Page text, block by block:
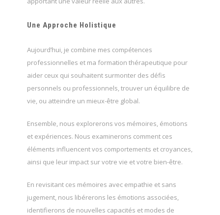
Une Approche Holistique
Aujourd’hui, je combine mes compétences
professionnelles et ma formation thérapeutique pour
aider ceux qui souhaitent surmonter des défis
personnels ou professionnels, trouver un équilibre de
vie, ou atteindre un mieux-être global.
Ensemble, nous explorerons vos mémoires, émotions
et expériences. Nous examinerons comment ces
éléments influencent vos comportements et croyances,
ainsi que leur impact sur votre vie et votre bien-être.
En revisitant ces mémoires avec empathie et sans
jugement, nous libérerons les émotions associées,
identifierons de nouvelles capacités et modes de